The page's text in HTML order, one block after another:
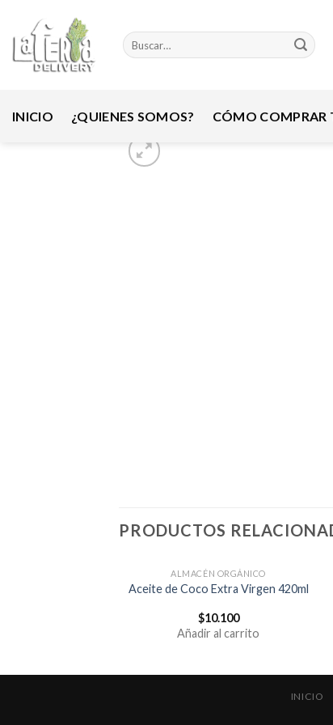
content
Buscar
por:
INICIO ¿QUIENES SOMOS? CÓMO COMPRAR
PRODUCTOS
ALMACÉN ORGÁNICO
Aceite de Coco Extra Virgen 420ml
$10.100
Añadir al carrito
INICIO